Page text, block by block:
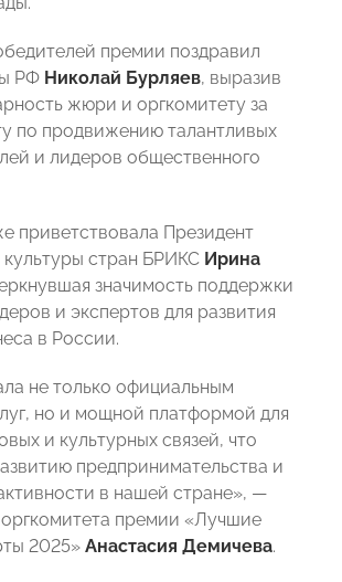
премии поздравил
РФ Николай Бурляев, выразив
жюри и оргкомитету за
по продвижению талантливых
и лидеров общественного
приветствовала Президент
стран БРИКС Ирина
значимость поддержки
и экспертов для развития
в России.
не только официальным
но и мощной платформой для
и культурных связей, что
предпринимательства и
в нашей стране», —
оргкомитета премии «Лучшие
2025» Анастасия Демичева.